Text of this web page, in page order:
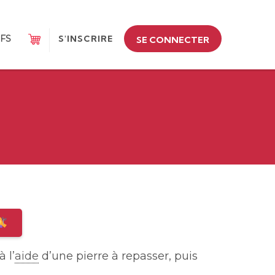
S'INSCRIRE SE CONNECTER
l’aide d’une pierre à repasser, puis